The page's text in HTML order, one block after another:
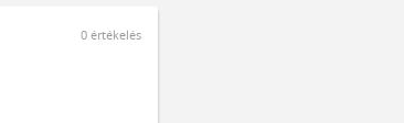
0 értékelés